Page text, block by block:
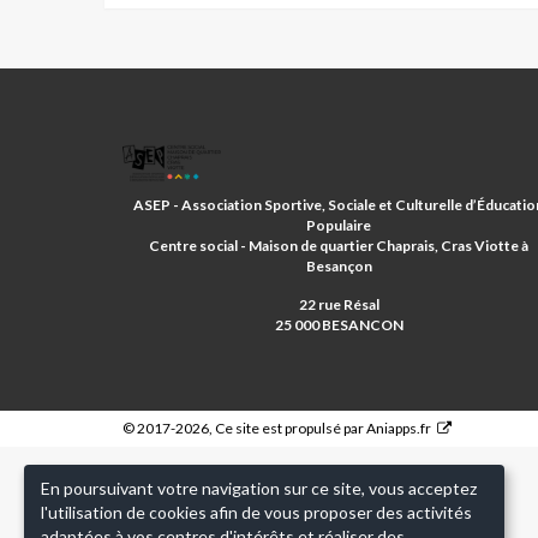
ASSOCIATION
SPORTIVE
ET
POPULAIRE
ASEP - Association Sportive, Sociale et Culturelle
Populaire
Centre social - Maison de quartier Chaprais, Cras Viotte à
Besançon
22 rue Résal
25 000 BESANCON
© 2017-2026, Ce site est propulsé parAniapps.fr
En poursuivant votre navigation sur ce site, vous acceptez
l'utilisation de cookies afin de vous proposer des activités